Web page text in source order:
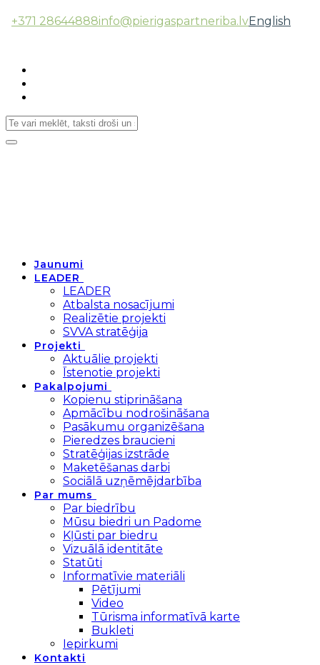
+371 28644888info@pierigaspartneriba.lvEnglish
Toggle
Jaunumi
LEADER
LEADER
Atbalsta nosacījumi
Realizētie projekti
SVVA stratēģija
Projekti
Aktuālie projekti
Īstenotie projekti
Pakalpojumi
Kopienu stiprināšana
Apmācību nodrošināšana
Pasākumu organizēšana
Pieredzes braucieni
Stratēģijas izstrāde
Maketēšanas darbi
Sociālā uzņēmējdarbība
Par mums
Par biedrību
Mūsu biedri un Padome
Kļūsti par biedru
Vizuālā identitāte
Statūti
Informatīvie materiāli
Pētījumi
Video
Tūrisma informatīvā karte
Bukleti
Iepirkumi
Kontakti